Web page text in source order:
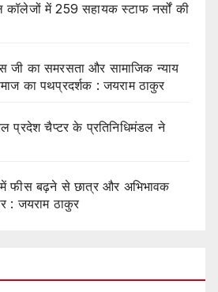
कॉलेजों में 259 सहायक स्टाफ नर्सों की
जी का समरसता और सामाजिक न्याय
का पथप्रदर्शक : जयराम ठाकुर
प्रदेश चैप्टर के प्रतिनिधिमंडल ने
में फीस बढ़ने से छात्र और अभिभावक
: जयराम ठाकुर